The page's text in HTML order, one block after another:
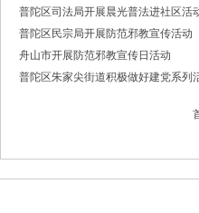
普陀区司法局开展晨光普法进社区活
普陀区民宗局开展防范邪教宣传活动
舟山市开展防范邪教宣传日活动
普陀区朱家尖街道积极做好建党系列